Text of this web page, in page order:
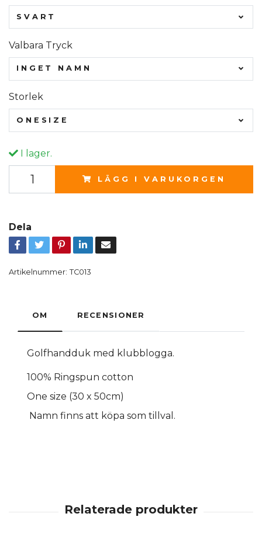
SVART
Valbara Tryck
INGET NAMN
Storlek
ONESIZE
I lager.
LÄGG I VARUKORGEN
Dela
Artikelnummer: TC013
OM RECENSIONER
Golfhandduk med klubblogga.
100% Ringspun cotton
One size (30 x 50cm)
Namn finns att köpa som tillval.